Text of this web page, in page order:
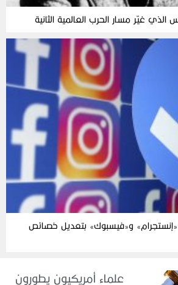
غيّر مسار الحرب العالمية الثانية
«إنستجرام» و«فيسبوك» بتعديل خصائص
علماء أمريكيون يطورون